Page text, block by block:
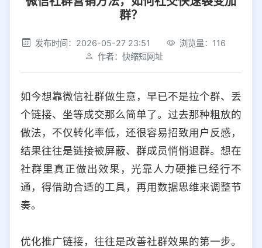
社交平台 电商平台
选择防红平台类型，避免链接被拦截
平台设置
iOS Android PC 其他
选择允许访问的平台类型
群？
发布时间：2026-05-27 23:51
浏览量：116
作者：快缩短网址
如今想靠微信社群做生意，早已不是拉个群、丢
个链接、坐等成交那么简单了。过去那种粗放的
做法，不仅转化率低，还很容易招致用户反感，
结果往往是链接被屏蔽、群成员悄悄退群。想在
社群里真正做出效果，光靠人力硬推已经行不
通，得借助合适的工具，再用数据思维来调整节
奏。
优化推广链接，往往是改善社群效果的第一步。